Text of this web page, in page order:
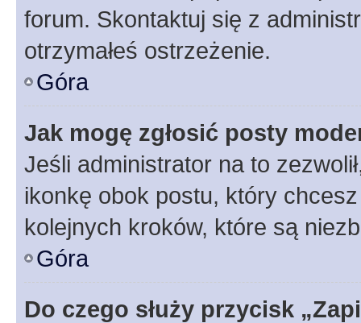
forum. Skontaktuj się z
otrzymałeś ostrzeżenie.
Góra
Jak mogę zgłosić posty
Jeśli administrator na to
ikonkę obok postu, który
kolejnych kroków, które są
Góra
Do czego służy przycisk